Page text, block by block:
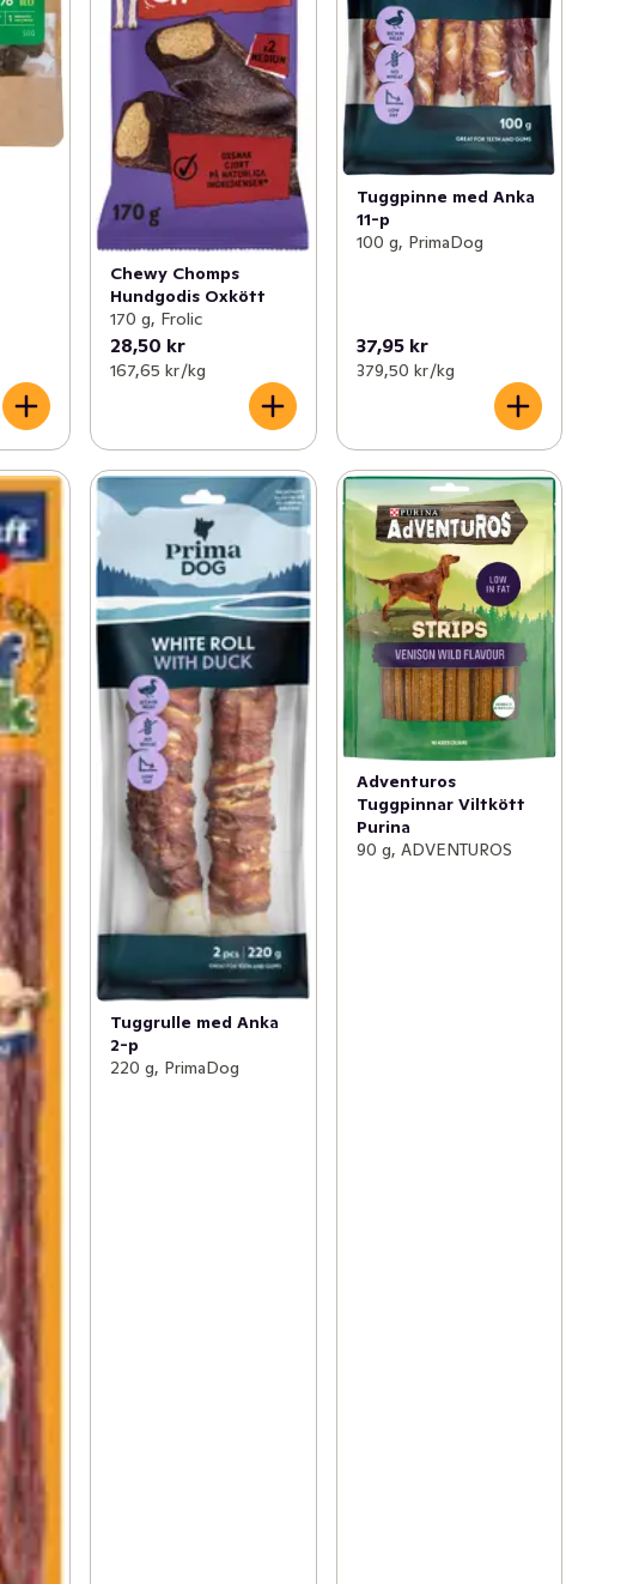
Chewy Chomps
Hundgodis Oxkött
170 g, Frolic
28,50 kr
167,65 kr /kg
Tuggpinne med Anka
11-p
100 g, PrimaDog
37,95 kr
379,50 kr /kg
Tuggrulle med Anka
2-p
220 g, PrimaDog
Adventuros
Tuggpinnar Viltkött
Purina
90 g, ADVENTUROS